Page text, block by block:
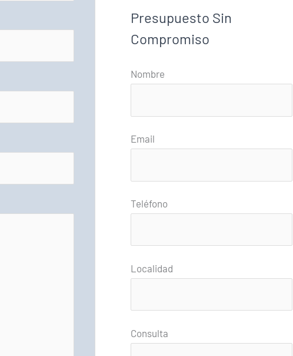
Presupuesto Sin
Compromiso
Nombre
Email
Teléfono
Localidad
Consulta